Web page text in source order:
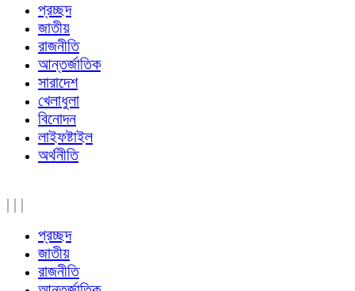
প্রচ্ছদ
জাতীয়
রাজনীতি
আন্তর্জাতিক
সারাদেশ
খেলাধুলা
বিনোদন
লাইফষ্টাইল
অর্থনীতি
| | |
প্রচ্ছদ
জাতীয়
রাজনীতি